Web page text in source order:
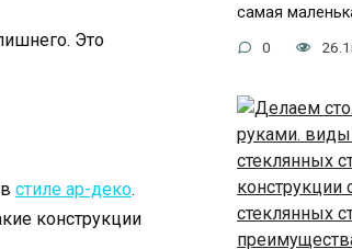
Это
стиле ар-деко.
конструкции
самая
0